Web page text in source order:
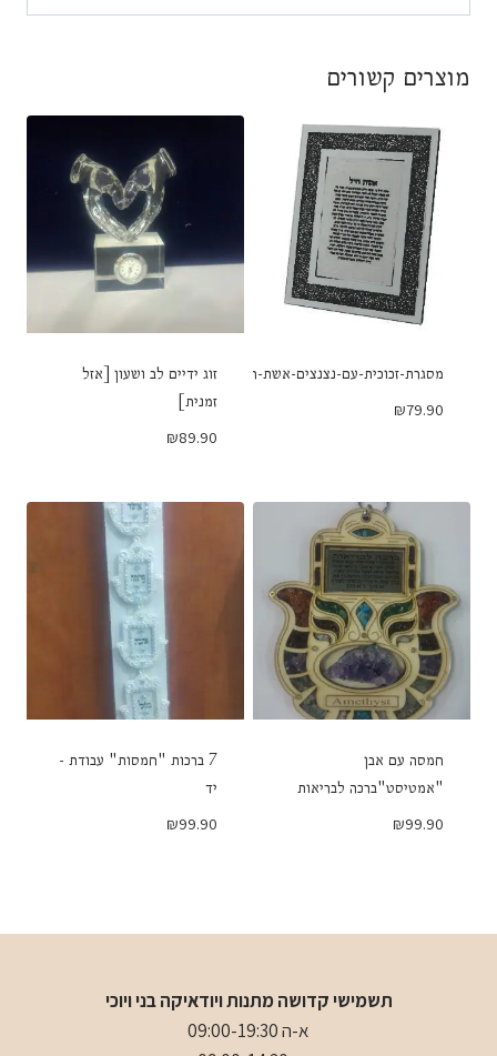
מוצרים קשורים
מסגרת-זכוכית-עם-נצנצים-אשת-חיל
₪79.90
זוג ידיים לב ושעון [אזל
זמנית]
₪89.90
חמסה עם אבן
"אמטיסט"ברכה לבריאות
₪99.90
7 ברכות "חמסות" עבודת -
יד
₪99.90
תשמישי קדושה מתנות ויודאיקה בני ויוכי
א-ה 09:00-19:30